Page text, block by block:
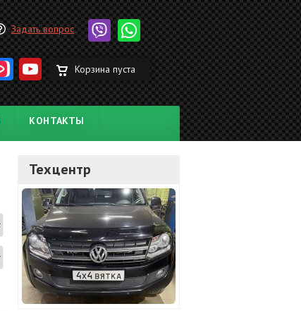
Задать вопрос
Корзина пуста
КОНТАКТЫ
Техцентр